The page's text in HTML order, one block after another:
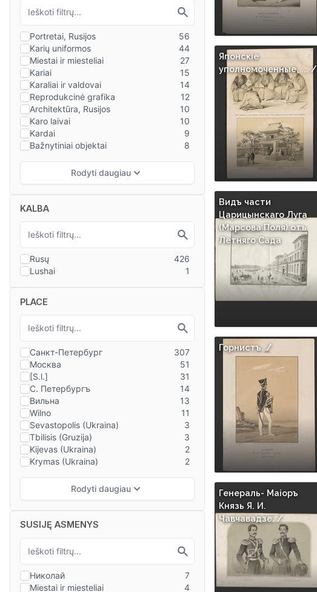
KALBA
PLACE
SUSIJĘ ASMENYS
Японскiе
уполномоченные, ... /
Видъ части
Царицынскаго Луга
(Марсова Поля) отъ
Летняго Сада
Горнистъ. /
Генераль- Маiоръ
Князь Я. И.
Чавчавадзе. /